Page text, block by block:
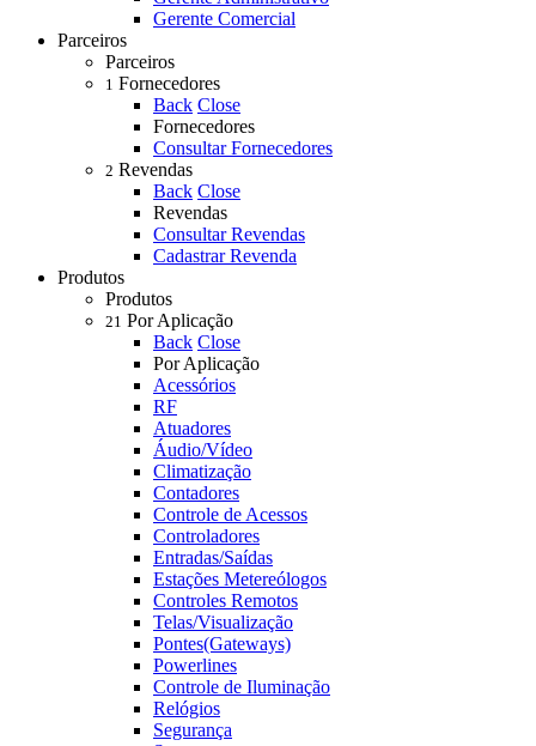
Gerente Comercial
Parceiros
Parceiros
1 Fornecedores
Back Close
Fornecedores
Consultar Fornecedores
2 Revendas
Back Close
Revendas
Consultar Revendas
Cadastrar Revenda
Produtos
Produtos
21 Por Aplicação
Back Close
Por Aplicação
Acessórios
RF
Atuadores
Áudio/Vídeo
Climatização
Contadores
Controle de Acessos
Controladores
Entradas/Saídas
Estações Metereólogos
Controles Remotos
Telas/Visualização
Pontes(Gateways)
Powerlines
Controle de Iluminação
Relógios
Segurança